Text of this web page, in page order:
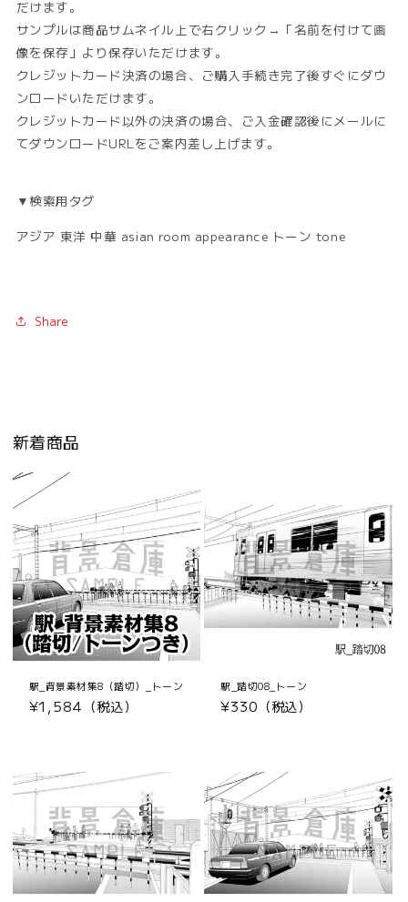
だけます。
サンプルは商品サムネイル上で右クリック→「名前を付けて画
像を保存」より保存いただけます。
クレジットカード決済の場合、ご購入手続き完了後すぐにダウ
ンロードいただけます。
クレジットカード以外の決済の場合、ご入金確認後にメールに
てダウンロードURLをご案内差し上げます。
▼検索用タグ
アジア 東洋 中華 asian room appearance トーン tone
Share
新着商品
駅_背景素材集8（踏切）_トーン
通
¥1,584（税込）
駅_踏切08_トーン
通
¥330（税込）